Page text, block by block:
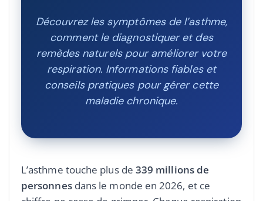
Découvrez les symptômes de l’asthme,
comment le diagnostiquer et des
remèdes naturels pour améliorer votre
respiration. Informations fiables et
conseils pratiques pour gérer cette
maladie chronique.
L’asthme touche plus de 339 millions de
personnesdans le monde en 2026, et ce